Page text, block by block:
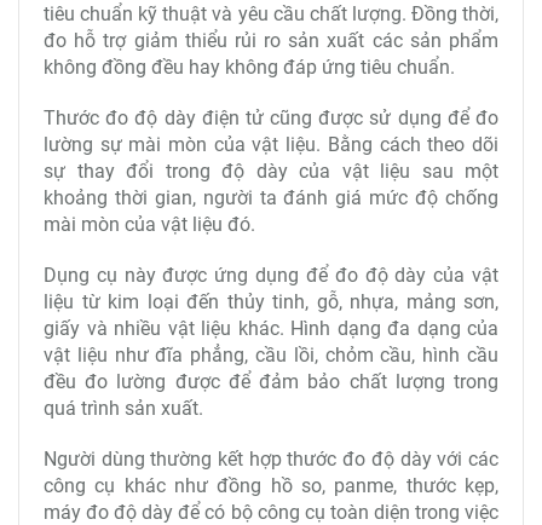
tiêu chuẩn kỹ thuật và yêu cầu chất lượng. Đồng thời,
đo hỗ trợ giảm thiểu rủi ro sản xuất các sản phẩm
không đồng đều hay không đáp ứng tiêu chuẩn.
Thước đo độ dày điện tử cũng được sử dụng để đo
lường sự mài mòn của vật liệu. Bằng cách theo dõi
sự thay đổi trong độ dày của vật liệu sau một
khoảng thời gian, người ta đánh giá mức độ chống
mài mòn của vật liệu đó.
Dụng cụ này được ứng dụng để đo độ dày của vật
liệu từ kim loại đến thủy tinh, gỗ, nhựa, mảng sơn,
giấy và nhiều vật liệu khác. Hình dạng đa dạng của
vật liệu như đĩa phẳng, cầu lồi, chỏm cầu, hình cầu
đều đo lường được để đảm bảo chất lượng trong
quá trình sản xuất.
Người dùng thường kết hợp thước đo độ dày với các
công cụ khác như đồng hồ so, panme, thước kẹp,
máy đo độ dày để có bộ công cụ toàn diện trong việc